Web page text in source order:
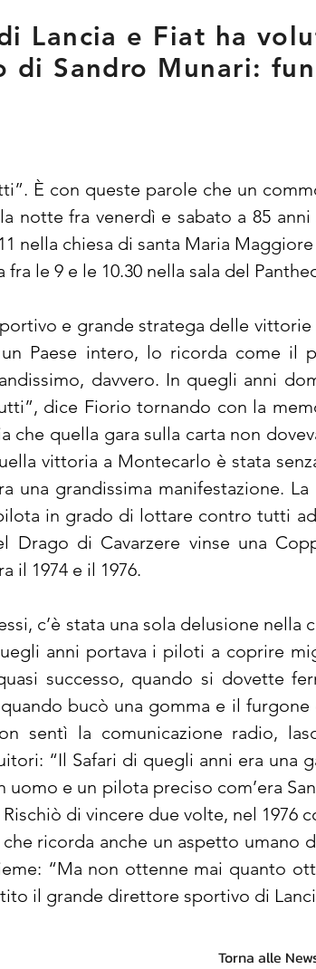
Lancia e Fiat ha
di Sandro Munari:
È con queste parole che un
notte fra venerdì e sabato a 85
nella chiesa di santa Maria
le 9 e le 10.30 nella sala del
e grande stratega delle vittorie
Paese intero, lo ricorda come il
davvero. In quegli anni
dice Fiorio tornando con la
che quella gara sulla carta non
vittoria a Montecarlo è stata
una grandissima manifestazione.
in grado di lottare contro tutti
Drago di Cavarzere vinse una
il 1974 e il 1976.
c’è stata una sola delusione
anni portava i piloti a coprire
successo, quando si dovette
bucò una gomma e il
sentì la comunicazione radio,
“Il Safari di quegli anni era una
e un pilota preciso com’era
di vincere due volte, nel 1976
ricorda anche un aspetto
“Ma non ottenne mai quanto
il grande direttore sportivo di
Torna alle